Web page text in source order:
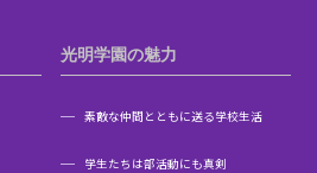
光明学園の魅力
素敵な仲間とともに送る学校生活
学生たちは部活動にも真剣